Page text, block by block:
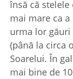
însă că stelele
mai mare ca
urma lor găuri
(până la circa
Soarelui. În
mai bine de